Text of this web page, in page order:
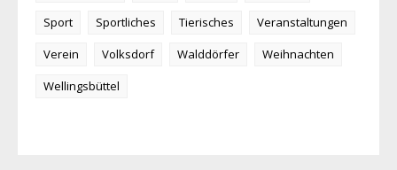
Sport
Sportliches Tierisches
Veranstaltungen
Verein
Volksdorf Walddörfer
Weihnachten
Wellingsbüttel